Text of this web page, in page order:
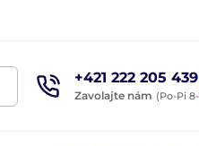
+421 222 205 439
Zavolajte nám (Po-Pi 8-